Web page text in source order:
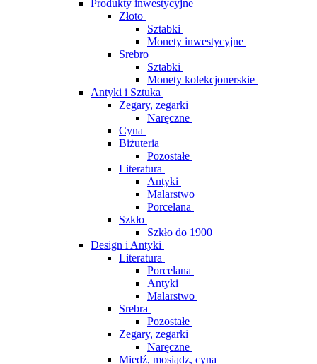
Produkty inwestycyjne
Złoto
Sztabki
Monety inwestycyjne
Srebro
Sztabki
Monety kolekcjonerskie
Antyki i Sztuka
Zegary, zegarki
Naręczne
Cyna
Biżuteria
Pozostałe
Literatura
Antyki
Malarstwo
Porcelana
Szkło
Szkło do 1900
Design i Antyki
Literatura
Porcelana
Antyki
Malarstwo
Srebra
Pozostałe
Zegary, zegarki
Naręczne
Miedź, mosiądz, cyna